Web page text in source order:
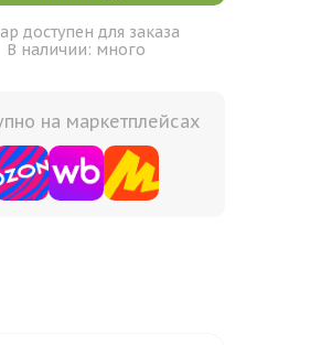
доступен для заказа
В наличии: много
на маркетплейсах